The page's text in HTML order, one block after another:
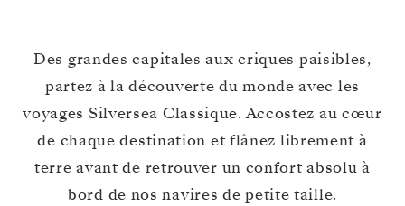
Des grandes capitales aux criques paisibles,
partez à la découverte du monde avec les
voyages Silversea Classique. Accostez au cœur
de chaque destination et flânez librement à
terre avant de retrouver un confort absolu à
bord de nos navires de petite taille.